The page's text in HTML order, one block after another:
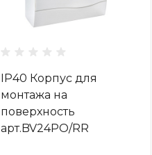
IP40 Корпус для
монтажа на
поверхность
арт.BV24PO/RR